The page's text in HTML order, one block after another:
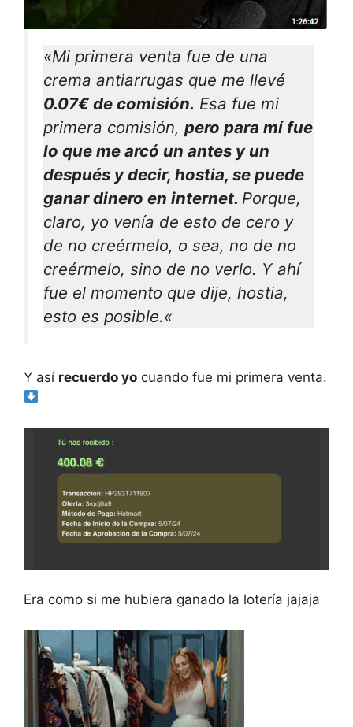
«Mi primera venta fue de una
crema antiarrugas que me llevé
0.07€ de comisión. Esa fue mi
primera comisión, pero para mí fue
lo que me arcó un antes y un
después y decir, hostia, se puede
ganar dinero en internet. Porque,
claro, yo venía de esto de cero y
de no creérmelo, o sea, no de no
creérmelo, sino de no verlo. Y ahí
fue el momento que dije, hostia,
esto es posible.«
Y así recuerdo yo cuando fue mi primera venta.
Era como si me hubiera ganado la lotería jajaja